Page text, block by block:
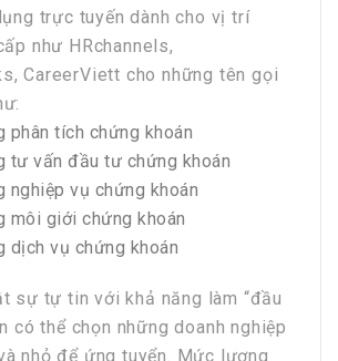
trực tuyến dành cho vị trí
như HRchannels,
CareerViett cho những tên gọi
phân tích chứng khoán
tư vấn đầu tư chứng khoán
nghiệp vụ chứng khoán
môi giới chứng khoán
dịch vụ chứng khoán
sự tự tin với khả năng làm “đầu
có thể chọn những doanh nghiệp
nhỏ để ứng tuyển. Mức lương